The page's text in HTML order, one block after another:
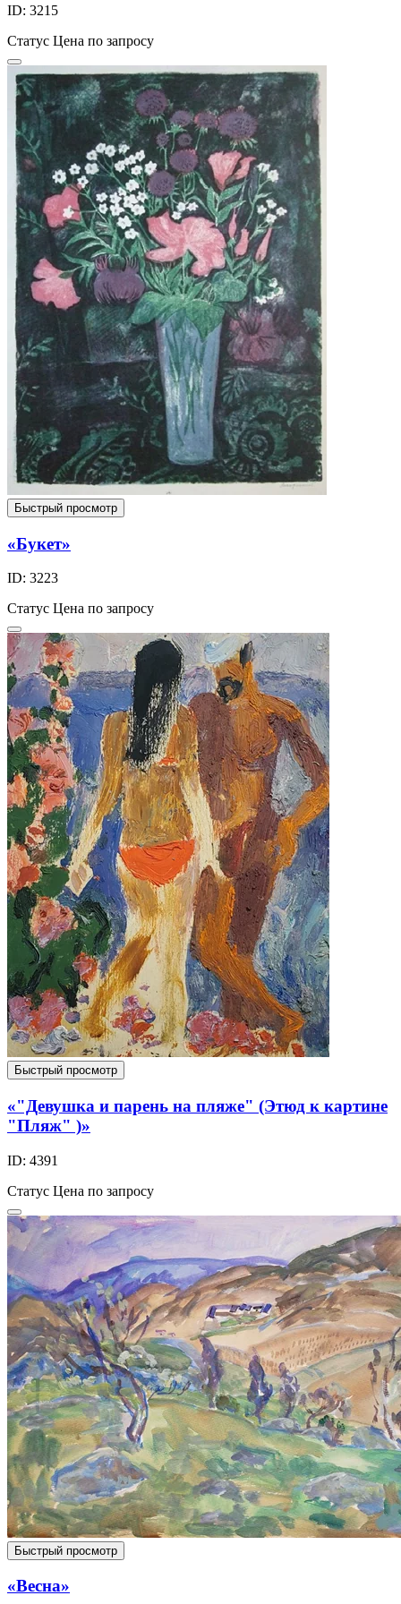
ID: 3215
Статус Цена по запросу
Быстрый просмотр
«Букет»
ID: 3223
Статус Цена по запросу
Быстрый просмотр
«"Девушка и парень на пляже" (Этюд к картине
"Пляж" )»
ID: 4391
Статус Цена по запросу
Быстрый просмотр
«Весна»